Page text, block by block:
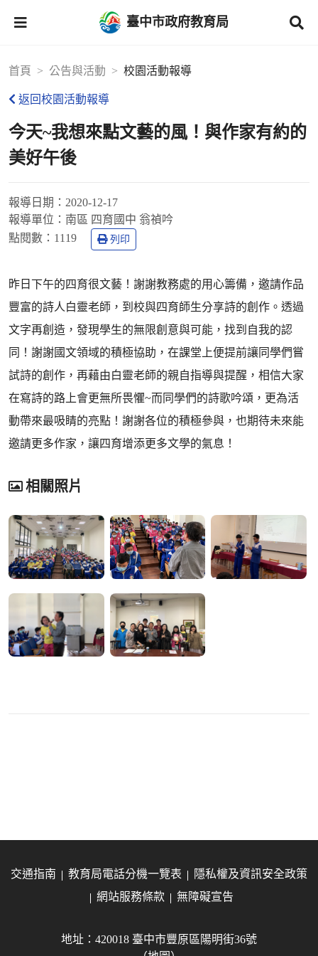
臺中市政府教育局
首頁 公告與活動 校園活動報導
返回校園活動報導
今天~我想來點文藝的風！與作家有約的
美好午後
報導日期： 2020-12-17
報導單位： 南區 四育國中 翁禎吟
點閱數： 1119 列印
昨日下午的四育很文藝！謝謝教務處的用心籌備，邀請作品
豐富的詩人白靈老師，到校與四育師生分享詩的創作。透過
文字再創造，發現學生的無限創意與可能，找到自我的認
同！謝謝國文領域的積極協助，在課堂上便提前讓同學們嘗
試詩的創作，再藉由白靈老師的親自指導與提醒，相信大家
在寫詩的路上會更無所畏懼~而同學們的詩歌吟頌，更為活
動帶來最吸睛的亮點！謝謝各位的積極參與，也期待未來能
邀請更多作家，讓四育增添更多文學的氣息！
相關照片
交通指南 教育局電話分機一覽表
隱私權及資訊安全政策
網站服務條款
無障礙宣告
地址：420018 臺中市豐原區陽明街36號